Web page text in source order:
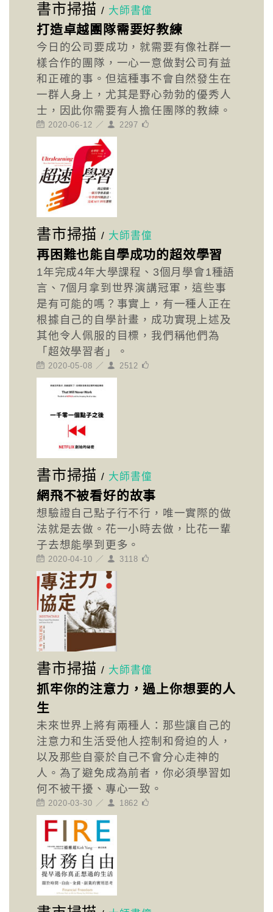
書市掃描 / 大師書僮
打造卓越團隊需要好教練
今日的公司要成功，就需要有像社群一
樣合作的團隊，一心一意做對公司有益
和正確的事。但這種事不會自然發生在
一群人身上，尤其是野心勃勃的優秀人
士，因此你需要有人擔任團隊的教練。
2020-06-12 ／ 2297
書市掃描 / 大師書僮
再困難也能自學成功的超效學習
1年完成4年大學課程、3個月學會1種語
言、7個月拿到世界演講冠軍，這些事
是有可能的嗎？事實上，有一種人正在
根據自己的自學計畫，成功實現上述及
其他令人佩服的目標，我們稱他們為
「超效學習者」。
2020-05-08 ／ 2512
書市掃描 / 大師書僮
網飛不被看好的故事
想驗證自己點子行不行，唯一實際的做
法就是去做。花一小時去做，比花一輩
子去想能學到更多。
2020-04-10 ／ 3118
書市掃描 / 大師書僮
抓牢你的注意力，過上你想要的人
生
未來世界上將有兩種人：那些讓自己的
注意力和生活受他人控制和脅迫的人，
以及那些自豪於自己不會分心走神的
人。為了避免成為前者，你必須學習如
何不被干擾、專心一致。
2020-03-30 ／ 1862